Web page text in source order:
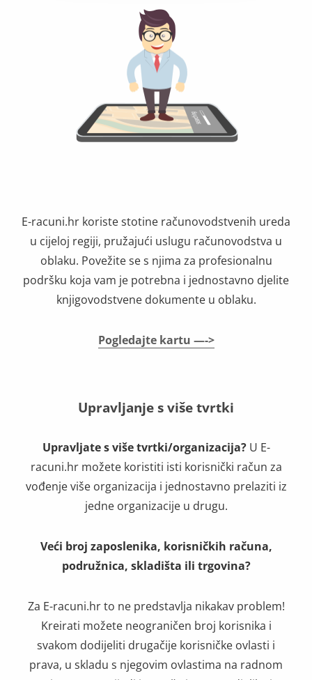
E-racuni.hr koriste stotine računovodstvenih ureda
u cijeloj regiji, pružajući uslugu računovodstva u
oblaku. Povežite se s njima za profesionalnu
podršku koja vam je potrebna i jednostavno djelite
knjigovodstvene dokumente u oblaku.
Pogledajte kartu —->
Upravljanje s više tvrtki
Upravljate s više tvrtki/organizacija?U E-
racuni.hr možete koristiti isti korisnički račun za
vođenje više organizacija i jednostavno prelaziti iz
jedne organizacije u drugu.
Veći broj zaposlenika, korisničkih računa,
podružnica, skladišta ili trgovina?
Za E-racuni.hr to ne predstavlja nikakav problem!
Kreirati možete neograničen broj korisnika i
svakom dodijeliti drugačije korisničke ovlasti i
prava, u skladu s njegovim ovlastima na radnom